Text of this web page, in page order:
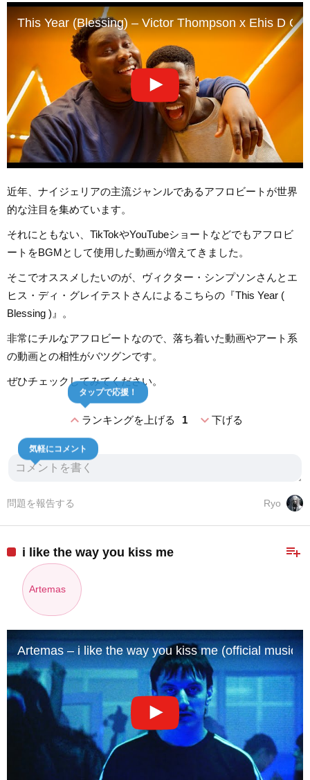
This Year (Blessing) – Victor Thompson x Ehis D
近年、ナイジェリアの主流ジャンルであるアフロビートが世界
的な注目を集めています。
それにともない、TikTokやYouTubeショートなどでもアフロビ
ートをBGMとして使用した動画が増えてきました。
そこでオススメしたいのが、ヴィクター・シンプソンさんとエ
ヒス・ディ・グレイテストさんによるこちらの『This Year (
Blessing )』。
非常にチルなアフロビートなので、落ち着いた動画やアート系
の動画との相性がバツグンです。
ぜひチェックしてみてください。
expand_lessランキングを上げる 1
タップで応援！
expand_more下げる
気軽にコメント
Ryo
問題を報告する
playlist_add
i like the way you kiss me
Artemas
Artemas – i like the way you kiss me (official music